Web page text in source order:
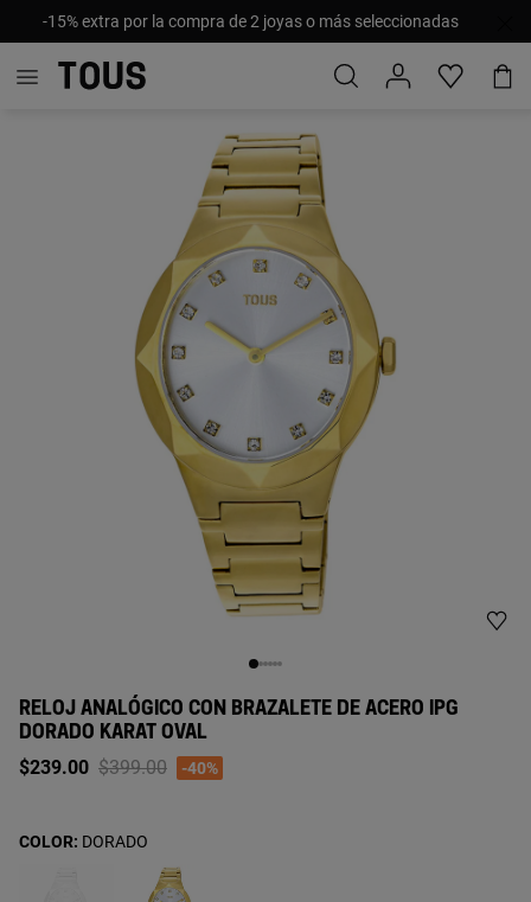
-15% extra por la compra de 2 joyas o más seleccionadas
RELOJ ANALÓGICO CON BRAZALETE DE ACERO IPG
DORADO KARAT OVAL
$239.00 Price reduced from
$399.00to-40%
COLOR: DORADO